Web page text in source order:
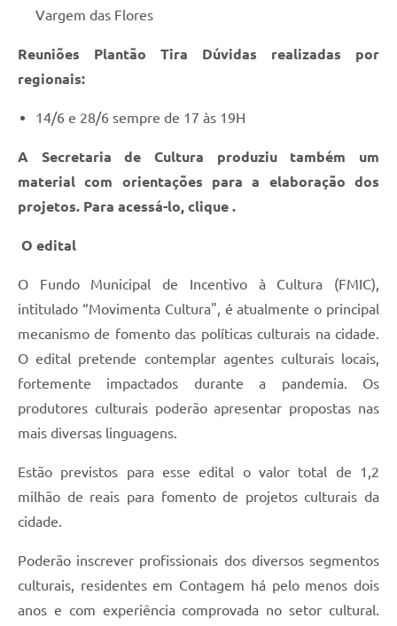
Vargem das Flores
Reuniões Plantão Tira Dúvidas realizadas por
regionais:
14/6 e 28/6 sempre de 17 às 19H
A Secretaria de Cultura produziu também um
material com orientações para a elaboração dos
projetos. Para acessá-lo, clique .
O edital
O Fundo Municipal de Incentivo à Cultura (FMIC),
intitulado “Movimenta Cultura", é atualmente o principal
mecanismo de fomento das políticas culturais na cidade.
O edital pretende contemplar agentes culturais locais,
fortemente impactados durante a pandemia. Os
produtores culturais poderão apresentar propostas nas
mais diversas linguagens.
Estão previstos para esse edital o valor total de 1,2
milhão de reais para fomento de projetos culturais da
cidade.
Poderão inscrever profissionais dos diversos segmentos
culturais, residentes em Contagem há pelo menos dois
anos e com experiência comprovada no setor cultural.